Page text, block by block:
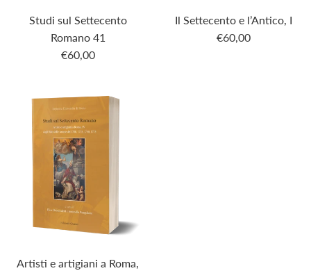
Studi sul Settecento
Romano 41
€60,00
Il Settecento e l’Antico, I
€60,00
Artisti e artigiani a Roma,